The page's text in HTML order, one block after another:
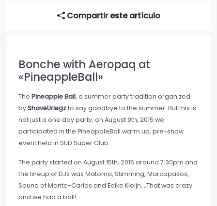
Compartir este artículo
Bonche with Aeropaq at
«PineappleBall»
The Pineapple Ball, a summer party tradition organized
byShaveUrlegzto say goodbye to the summer. But this is
not just a one day party; on August 9th, 2015 we
participated in the PineappleBall warm up, pre-show
event held in SUD Super Club.
The party started on August 15th, 2015 around 7:30pm and
the lineup of DJs was Matoma, Stimming, Marcapasos,
Sound of Monte-Carlos and Eelke Kleijn….That was crazy
and we had a ball!